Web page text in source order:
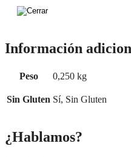
Información
Peso 0,250 kg
Sin Gluten Sí, Sin Gluten
¿Hablamos?